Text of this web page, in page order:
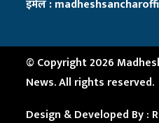
इमेल :
© Copyright 2026
News. All rights reserved.
Design & Developed By :